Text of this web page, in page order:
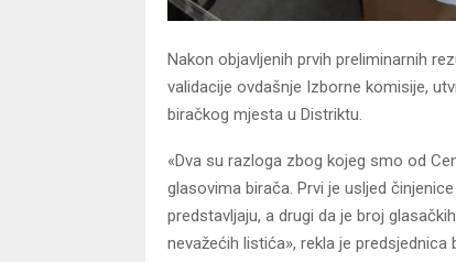
Nakon objavljenih prvih preliminarnih
validacije ovdašnje Izborne komisije,
biračkog mjesta u Distriktu.
«Dva su razloga zbog kojeg smo od
glasovima birača. Prvi je usljed
predstavljaju, a drugi da je broj
nevažećih listića», rekla je